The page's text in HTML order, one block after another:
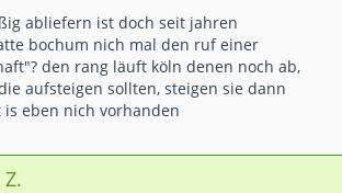
abliefern ist doch seit jahren
bochum nich mal den ruf einer
den rang läuft köln denen noch ab,
aufsteigen sollten, steigen sie dann
eben nich vorhanden